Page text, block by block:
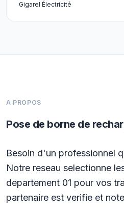
Gigarel Électricité
A PROPOS
Pose de borne de
Besoin d'un professionnel
Notre reseau selectionne
departement 01 pour vos
partenaire est verifie et